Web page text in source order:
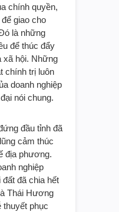
chính quyền,
giao cho
là những
để thúc đẩy
xã hội. Những
chính trị luôn
doanh nghiệp
nói chung.
đầu tỉnh đã
cảm thúc
địa phương.
nghiệp
đã chia hết
Thái Hương
phục